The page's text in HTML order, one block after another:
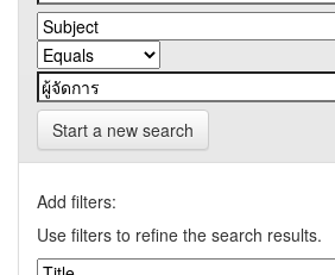
Start a new search
Add filters:
Use filters to refine the search results.